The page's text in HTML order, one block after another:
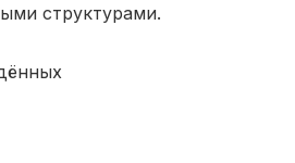
структурами.